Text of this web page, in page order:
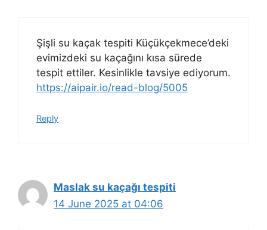
Şişli su kaçak tespiti Küçükçekmece’deki
evimizdeki su kaçağını kısa sürede
tespit ettiler. Kesinlikle tavsiye ediyorum.
https://aipair.io/read-blog/5005
Reply
Maslak su kaçağı tespiti
14 June 2025 at 04:06